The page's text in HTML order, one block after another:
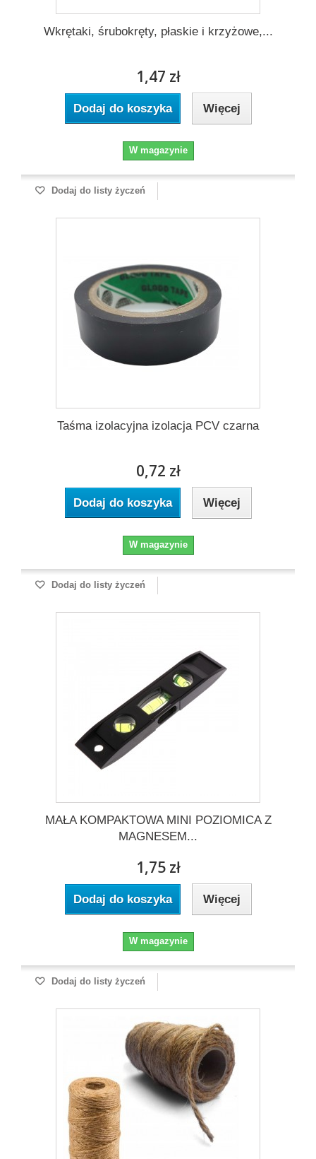
Wkrętaki, śrubokręty, płaskie i krzyżowe,...
1,47 zł
Dodaj do koszyka Więcej
W magazynie
Dodaj do listy życzeń
Taśma izolacyjna izolacja PCV czarna
0,72 zł
Dodaj do koszyka Więcej
W magazynie
Dodaj do listy życzeń
MAŁA KOMPAKTOWA MINI POZIOMICA Z
MAGNESEM...
1,75 zł
Dodaj do koszyka Więcej
W magazynie
Dodaj do listy życzeń